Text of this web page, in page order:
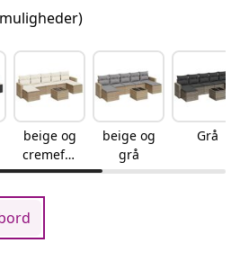
beige og
cremefar
vet
beige og
grå
Grå